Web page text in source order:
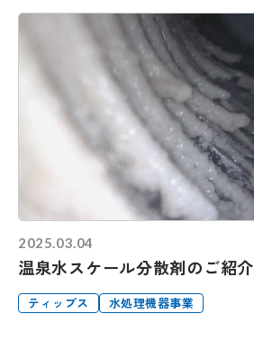
2025.03.04
温泉水スケール分散剤のご紹介
ティップス 水処理機器事業